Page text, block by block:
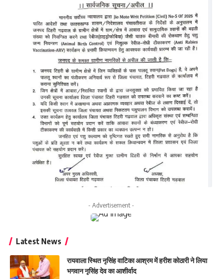
- Advertisement -
Latest News
रायवाला स्थित नृसिंह वाटिका आश्रम में हरीश कोठारी ने लिया
भगवान नृसिंह देव का आशीर्वाद